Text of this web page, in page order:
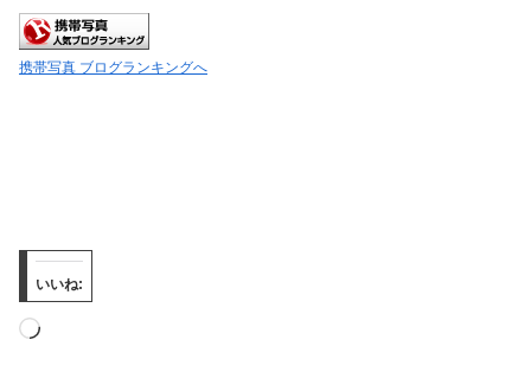
携帯写真 ブログランキングへ
いいね:
読